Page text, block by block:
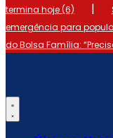
termina hoje (6)
|
emergência para
do Bolsa Família: